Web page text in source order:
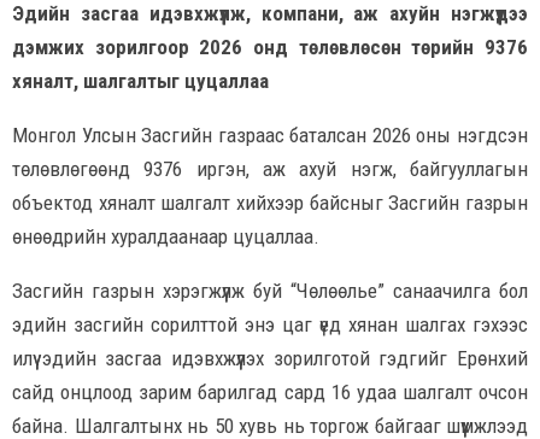
Эдийн засгаа идэвхжүүлж, компани, аж ахуйн нэгжүүдээ
дэмжих зорилгоор 2026 онд төлөвлөсөн төрийн 9376
хяналт, шалгалтыг цуцаллаа
Монгол Улсын Засгийн газраас баталсан 2026 оны нэгдсэн
төлөвлөгөөнд 9376 иргэн, аж ахуй нэгж, байгууллагын
объектод хяналт шалгалт хийхээр байсныг Засгийн газрын
өнөөдрийн хуралдаанаар цуцаллаа.
Засгийн газрын хэрэгжүүлж буй “Чөлөөлье” санаачилга бол
эдийн засгийн сорилттой энэ цаг үед хянан шалгах гэхээс
илүү эдийн засгаа идэвхжүүлэх зорилготой гэдгийг Ерөнхий
сайд онцлоод зарим барилгад сард 16 удаа шалгалт очсон
байна. Шалгалтынх нь 50 хувь нь торгож байгааг шүүмжлээд